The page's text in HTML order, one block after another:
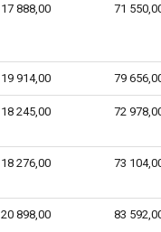
17 888,00 71
19 914,00 79
18 245,00 72
18 276,00 73
20 898,00 83